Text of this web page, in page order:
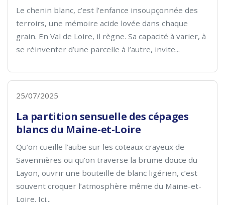
Le chenin blanc, c’est l’enfance insoupçonnée des
terroirs, une mémoire acide lovée dans chaque
grain. En Val de Loire, il règne. Sa capacité à varier, à
se réinventer d’une parcelle à l’autre, invite...
25/07/2025
La partition sensuelle des cépages
blancs du Maine-et-Loire
Qu’on cueille l’aube sur les coteaux crayeux de
Savennières ou qu’on traverse la brume douce du
Layon, ouvrir une bouteille de blanc ligérien, c’est
souvent croquer l’atmosphère même du Maine-et-
Loire. Ici...